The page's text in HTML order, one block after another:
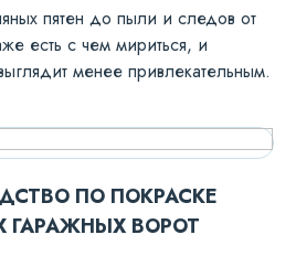
пятен до пыли и следов от
есть с чем мириться, и
менее привлекательным.
ПО ПОКРАСКЕ
ГАРАЖНЫХ ВОРОТ